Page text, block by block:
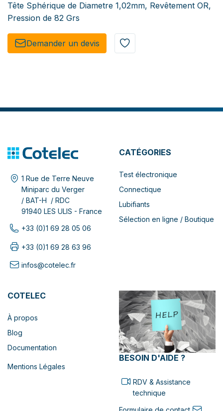
Tête Sphérique de Diametre 1,02mm, Revêtement OR,
Pression de 82 Grs
Demander un de​​vis​​
1 Rue de Terre Neuve
Miniparc du Verger
/ BAT-H / RDC
91940 LES ULIS - France
+33 (0)1 69 28 05 06
+33 (0)1 69 28 63 96
infos@cotelec.fr
CATÉGORIES
Test électronique
Connectique
Lubifiants
Sélection en ligne / Boutique
COTELEC
À propos
Blog
Documentation
Mentions Légales
BESOIN D'AIDE ?
RDV & Assistance
technique